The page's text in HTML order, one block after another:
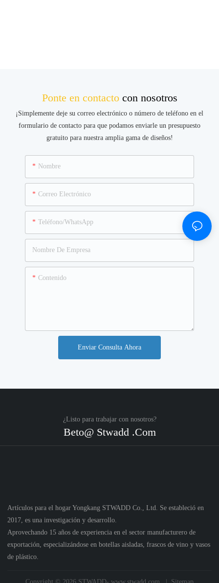
Ponte en contactocon nosotros
¡Simplemente deje su correo electrónico o número de teléfono en el
formulario de contacto para que podamos enviarle un presupuesto
gratuito para nuestra amplia gama de diseños!
Nombre
Correo Electrónico
Teléfono/WhatsApp
Nombre De Empresa
Contenido
Enviar Consulta Ahora
¿Listo para trabajar con nosotros?
Beto@ Stwadd .Com
Artículos para el hogar Yongkang STWADD Co., Ltd. Se estableció en
2017, es una investigación y desarrollo.
Aprovechando 15 años de experiencia en el sector manufacturero de
exportación, especializándose en botellas aisladas, frascos de vino y vasos
de plástico.